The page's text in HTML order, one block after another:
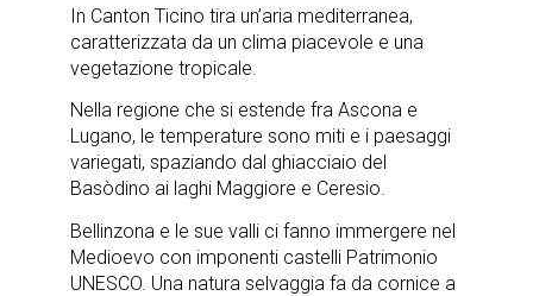
In Canton Ticino tira un’aria mediterranea,
caratterizzata da un clima piacevole e una
vegetazione tropicale.
Nella regione che si estende fra Ascona e
Lugano, le temperature sono miti e i paesaggi
variegati, spaziando dal ghiacciaio del
Basòdino ai laghi Maggiore e Ceresio.
Bellinzona e le sue valli ci fanno immergere nel
Medioevo con imponenti castelli Patrimonio
UNESCO. Una natura selvaggia fa da cornice a